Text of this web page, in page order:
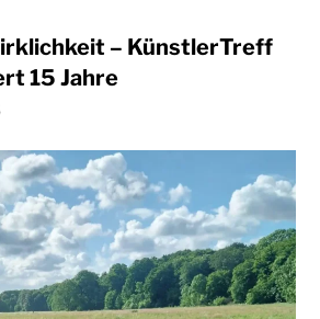
– KünstlerTreff
15 Jahre